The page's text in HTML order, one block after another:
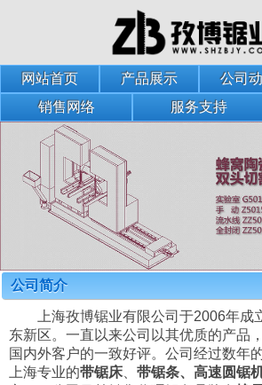
网站首页 产品展示 公司
销售网络
服务支持
公司简介
上海孜博锯业有限公司于2006年成
东新区。一直以来公司以其优质的产品
国内外客户的一致好评。公司经过数年
上海专业的带锯床 带锯条、高速圆锯